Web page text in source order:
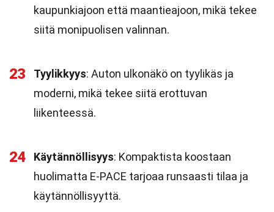
kaupunkiajoon että maantieajoon, mikä tekee
siitä monipuolisen valinnan.
23 Tyylikkyys: Auton ulkonäkö on tyylikäs ja
moderni, mikä tekee siitä erottuvan
liikenteessä.
24 Käytännöllisyys: Kompaktista koostaan
huolimatta E-PACE tarjoaa runsaasti tilaa ja
käytännöllisyyttä.